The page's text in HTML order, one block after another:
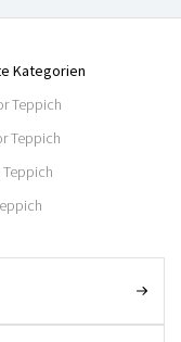
Kategorien
Teppich
Teppich